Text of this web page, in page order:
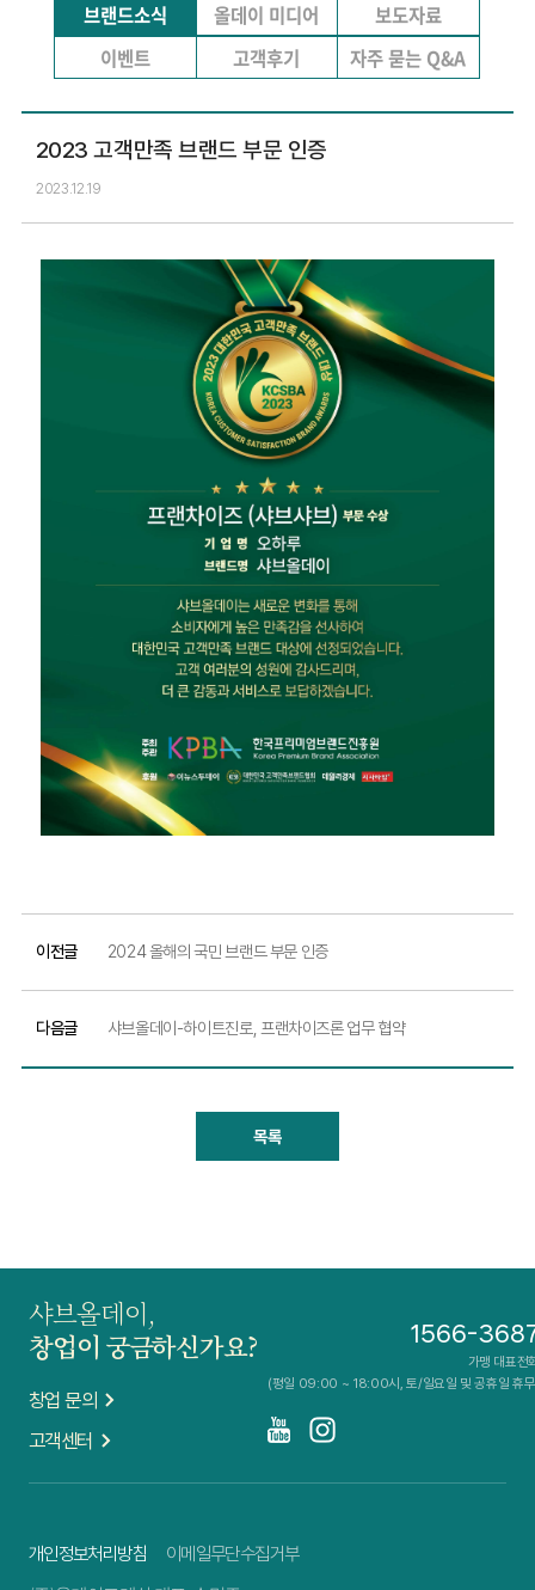
브랜드소식 올데이 미디어
보도자료
이벤트
고객후기 자주 묻는 Q&A
2023 고객만족 브랜드 부문 인증
2023.12.19
이전글 2024 올해의 국민 브랜드 부문 인증
다음글 샤브올데이-하이트진로, 프랜차이즈론 업무 협약
목록
샤브올데이,
창업이 궁금하신가요?
창업 문의
고객센터
1566-
가맹 대표전
(평일 09:00 ~ 18:00시, 토/일요일 및 공휴일 휴
개인정보처리방침 이메일무단수집거부